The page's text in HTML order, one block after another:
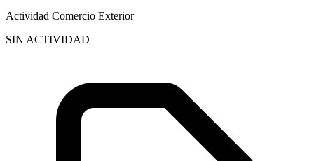
Actividad Comercio Exterior
SIN ACTIVIDAD